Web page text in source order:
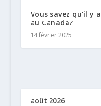
Vous savez qu’il y
au Canada?
14 février 2025
août 2026